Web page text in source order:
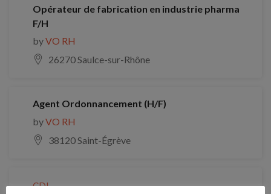
Opérateur de fabrication en industrie pharma
F/H
byVO RH
26270 Saulce-sur-Rhône
Agent Ordonnancement (H/F)
byVO RH
38120 Saint-Égrève
CDI